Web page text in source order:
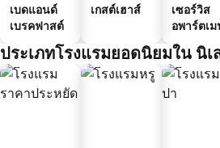
เบดแอนด์
เบรคฟาสต์
เกสต์เฮาส์
เซอร์วิส
อพาร์ตเ
ประเภทโรงแรมยอดนิยมใน นิเ